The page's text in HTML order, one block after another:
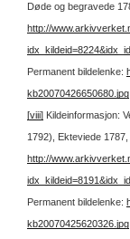
Døde og begravede
http://
Permanent bildelenke:
kb20070426650680.jpg
[viii] Kildeinformasjon:
1792), Ekteviede 1787,
http://
Permanent bildelenke:
kb20070425620326.jpg